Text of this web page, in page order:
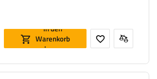
In den
Warenkorb
legen